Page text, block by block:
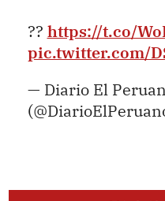
?? https://t.co/
pic.twitter.com/
— Diario El